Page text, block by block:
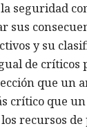
sus
y su
de críticos
que un
crítico que
recursos de